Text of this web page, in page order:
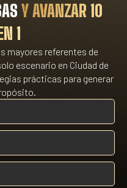
Y AVANZAR 10
1
mayores referentes de
escenario en Ciudad de
prácticas para generar